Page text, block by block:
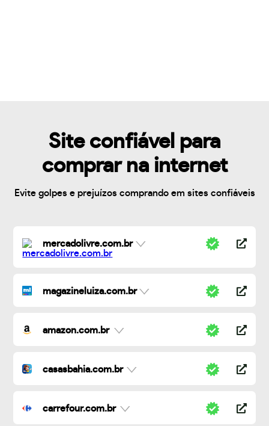
Site confiável para
comprar na internet
Evite golpes e prejuízos comprando em sites confiáveis
mercadolivre.com.br
magazineluiza.com.br
amazon.com.br
casasbahia.com.br
carrefour.com.br